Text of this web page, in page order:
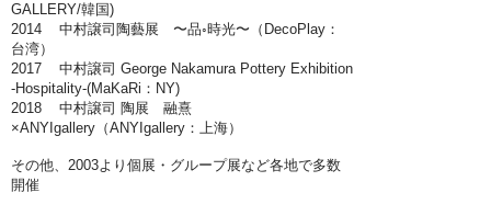
GALLERY/韓国)
2014 中村譲司陶藝展 〜品◦時光〜（DecoPlay：
台湾）
2017 中村譲司 George Nakamura Pottery Exhibition
-Hospitality-(MaKaRi：NY)
2018 中村譲司 陶展 融熹
×ANYIgallery（ANYIgallery：上海）
その他、2003より個展・グループ展など各地で多数
開催